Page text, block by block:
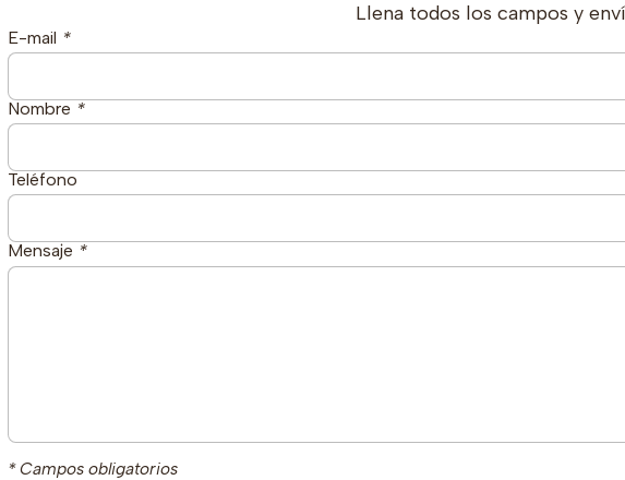
Llena todos los campos y
E-mail *
Nombre *
Teléfono
Mensaje *
* Campos obligatorios